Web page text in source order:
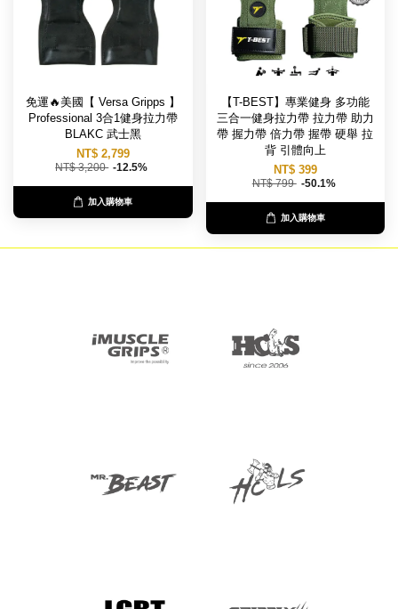
免運🔥美國【 Versa Gripps 】
Professional 3合1健身拉力帶
BLAKC 武士黑
NT$ 2,799
NT$ 3,200 -12.5%
加入購物車
【T-BEST】專業健身 多功能
三合一健身拉力帶 拉力帶 助力
帶 握力帶 倍力帶 握帶 硬舉 拉
背 引體向上
NT$ 399
NT$ 799 -50.1%
加入購物車